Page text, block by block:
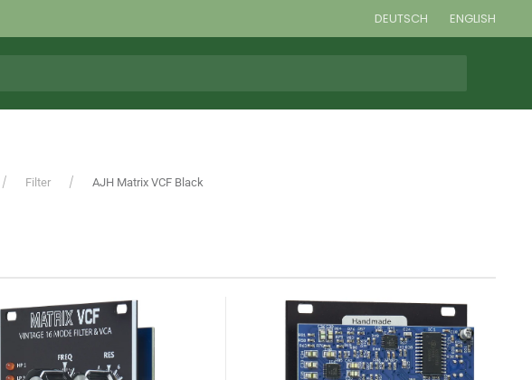
DEUTSCH ENGLISH
Filter AJH Matrix VCF Black